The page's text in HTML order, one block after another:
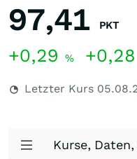
97,41 PKT
+0,29 % +0,28
Letzter Kurs
Kurse,